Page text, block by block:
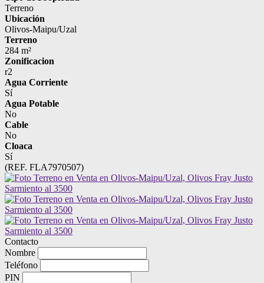
Terreno
Ubicación
Olivos-Maipu/Uzal
Terreno
284 m²
Zonificacion
r2
Agua Corriente
Sí
Agua Potable
No
Cable
No
Cloaca
Sí
(REF. FLA7970507)
Contacto
Nombre
Teléfono
PIN